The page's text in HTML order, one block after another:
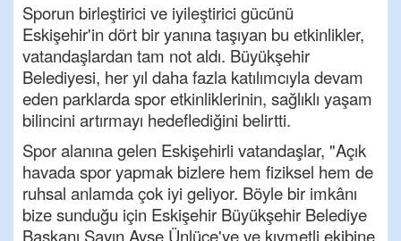
Sporun birleştirici ve iyileştirici gücünü
Eskişehir'in dört bir yanına taşıyan bu etkinlikler,
vatandaşlardan tam not aldı. Büyükşehir
Belediyesi, her yıl daha fazla katılımcıyla devam
eden parklarda spor etkinliklerinin, sağlıklı yaşam
bilincini artırmayı hedeflediğini belirtti.
Spor alanına gelen Eskişehirli vatandaşlar, "Açık
havada spor yapmak bizlere hem fiziksel hem de
ruhsal anlamda çok iyi geliyor. Böyle bir imkânı
bize sunduğu için Eskişehir Büyükşehir Belediye
Başkanı Sayın Ayşe Ünlüce'ye ve kıymetli ekibine